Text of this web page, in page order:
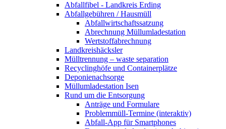
Abfallfibel - Landkreis Erding
Abfallgebühren / Hausmüll
Abfallwirtschaftssatzung
Abrechnung Müllumladestation
Wertstoffabrechnung
Landkreishäcksler
Mülltrennung – waste separation
Recyclinghöfe und Containerplätze
Deponienachsorge
Müllumladestation Isen
Rund um die Entsorgung
Anträge und Formulare
Problemmüll-Termine (interaktiv)
Abfall-App für Smartphones